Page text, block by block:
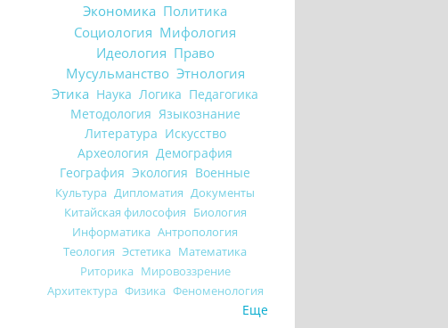
Экономика Политика
Социология Мифология
Идеология Право
Мусульманство Этнология
Этика Наука Логика Педагогика
Методология Языкознание
Литература Искусство
Археология Демография
География Экология Военные
Культура Дипломатия Документы
Китайская философия Биология
Информатика Антропология
Теология Эстетика Математика
Риторика Мировоззрение
Архитектура Физика Феноменология
Еще